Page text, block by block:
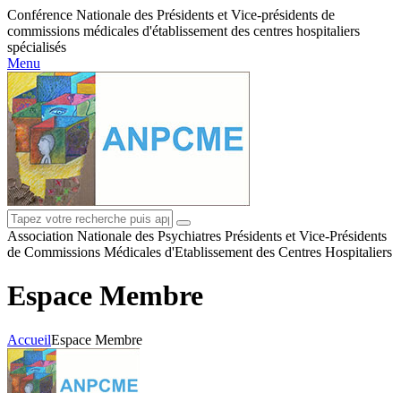
Conférence Nationale des Présidents et Vice-présidents de
commissions médicales d'établissement des centres hospitaliers
spécialisés
Menu
Association Nationale des Psychiatres Présidents et Vice-Présidents
de Commissions Médicales d'Etablissement des Centres Hospitaliers
Espace Membre
AccueilEspace Membre